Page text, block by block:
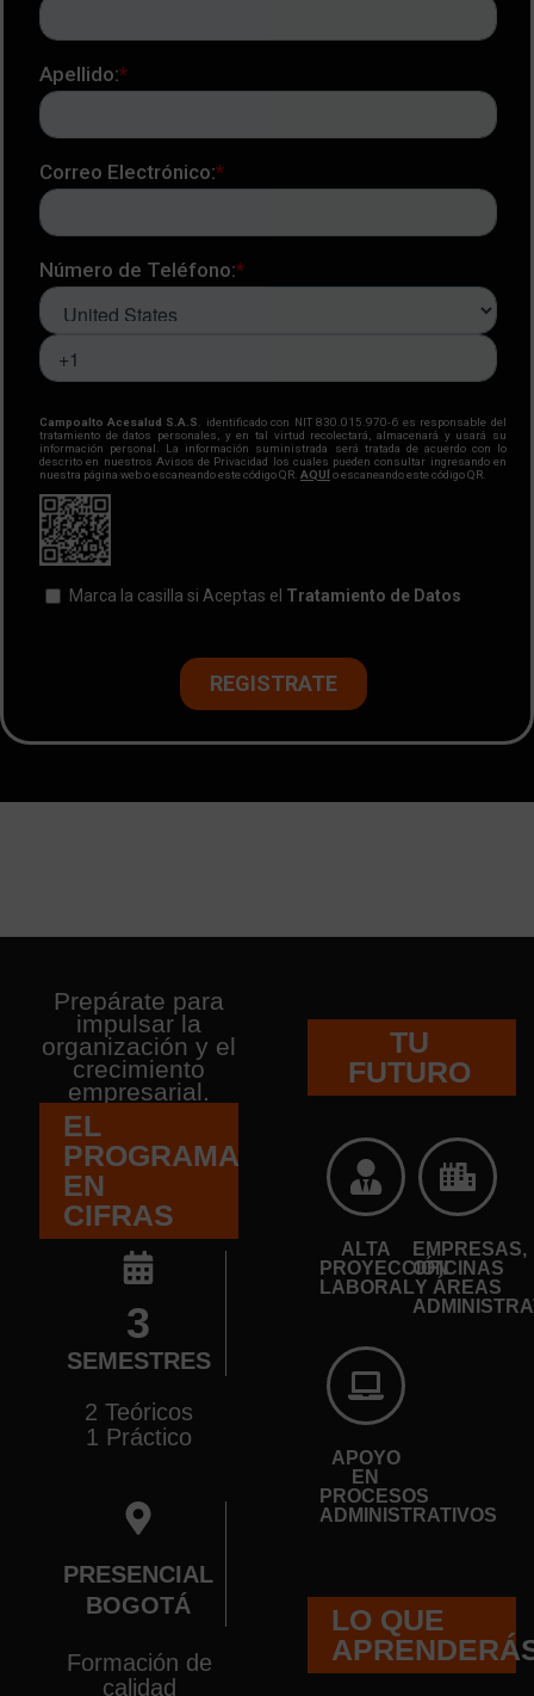
Prepárate para
impulsar la
organización y el
crecimiento
empresarial.
EL
PROGRAMA
EN
CIFRAS
3
SEMESTRES
2 Teóricos
1 Práctico
PRESENCIAL
BOGOTÁ
Formación de
calidad
TU
FUTURO
ALTA
PROYECCIÓN
LABORAL
EMPRESAS,
OFICINAS
Y ÁREAS
APOYO
EN
PROCESOS
ADMINISTRATIVOS
LO QUE